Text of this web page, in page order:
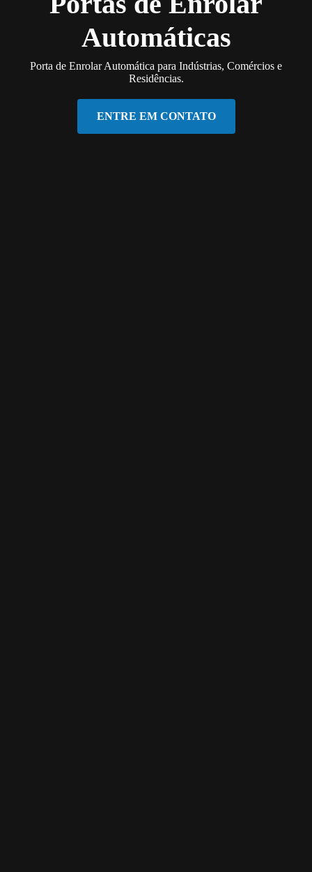
Automáticas
Porta de Enrolar Automática para Indústrias, Comércios e
Residências.
ENTRE EM CONTATO